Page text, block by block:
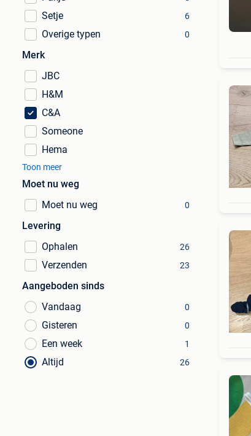
Setje 6
Overige typen 0
Merk
JBC
H&M
C&A
Someone
Hema
Toon meer
Moet nu weg
Moet nu weg
0
Levering
Ophalen
26
Verzenden 23
Aangeboden sinds
Vandaag
0
Gisteren 0
Een week 1
Altijd 26